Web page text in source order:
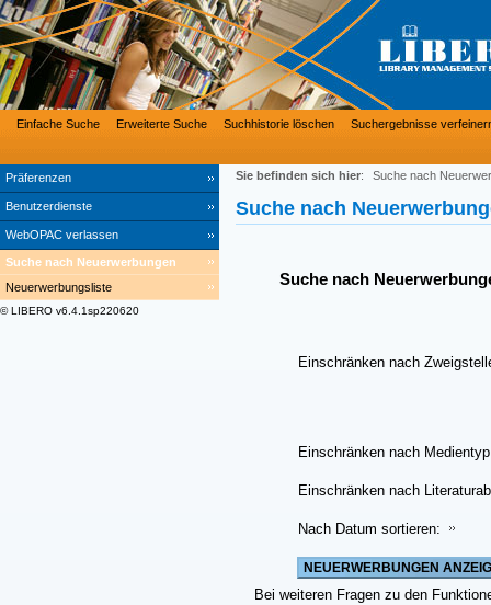
Präferenzen
Benutzerdienste
WebOPAC verlassen
Einfache Suche Erweiterte Suche Suchhistorie löschen Suchergebnisse
Suche nach Neuerwerbungen
Neuerwerbungsliste
© LIBERO v6.4.1sp220620
Sie befinden sich hier: Suche nach
Suche nach
Suche nach
Einschränken nach
Einschränken nach
Einschränken nach
Nach Datum sortieren:
Bei weiteren Fragen zu den